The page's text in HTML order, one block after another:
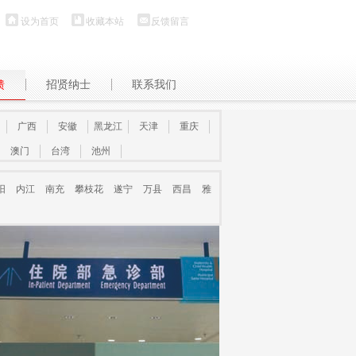
设为首页 收藏本站 反馈留言
招贤纳士 联系我们
广西 安徽 黑龙江 天津 重庆
澳门 台湾 池州
内江 南充 攀枝花 遂宁 万县 西昌 雅